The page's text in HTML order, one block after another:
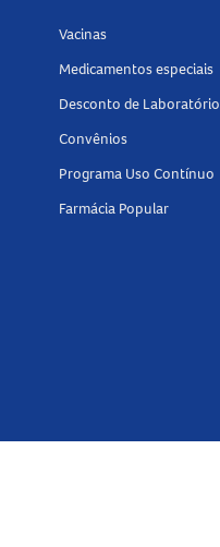
Vacinas
Medicamentos especiais
Desconto de Laboratório
Convênios
Programa Uso Contínuo
Farmácia Popular